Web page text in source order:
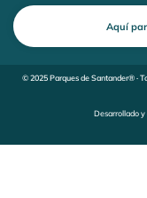
Aquí
© 2025 Parques de Santander® ·
Desarrollado